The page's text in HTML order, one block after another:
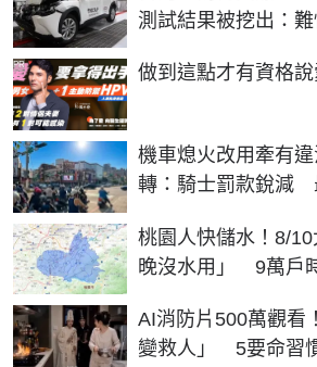
測試結果被挖出：
做到這點才有資格
PR
機車熄火改用牽有
轉：騎士罰款銳減
桃園人快儲水！8/10
晚沒水用」 9萬戶
AI消防片500萬觀看
變救人」 5要命習